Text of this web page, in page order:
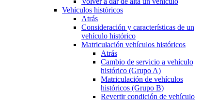
Vehículos históricos
Atrás
Consideración y características de un
vehículo histórico
Matriculación vehículos históricos
Atrás
Cambio de servicio a vehículo
histórico (Grupo A)
Matriculación de vehículos
históricos (Grupo B)
Revertir condición de vehículo